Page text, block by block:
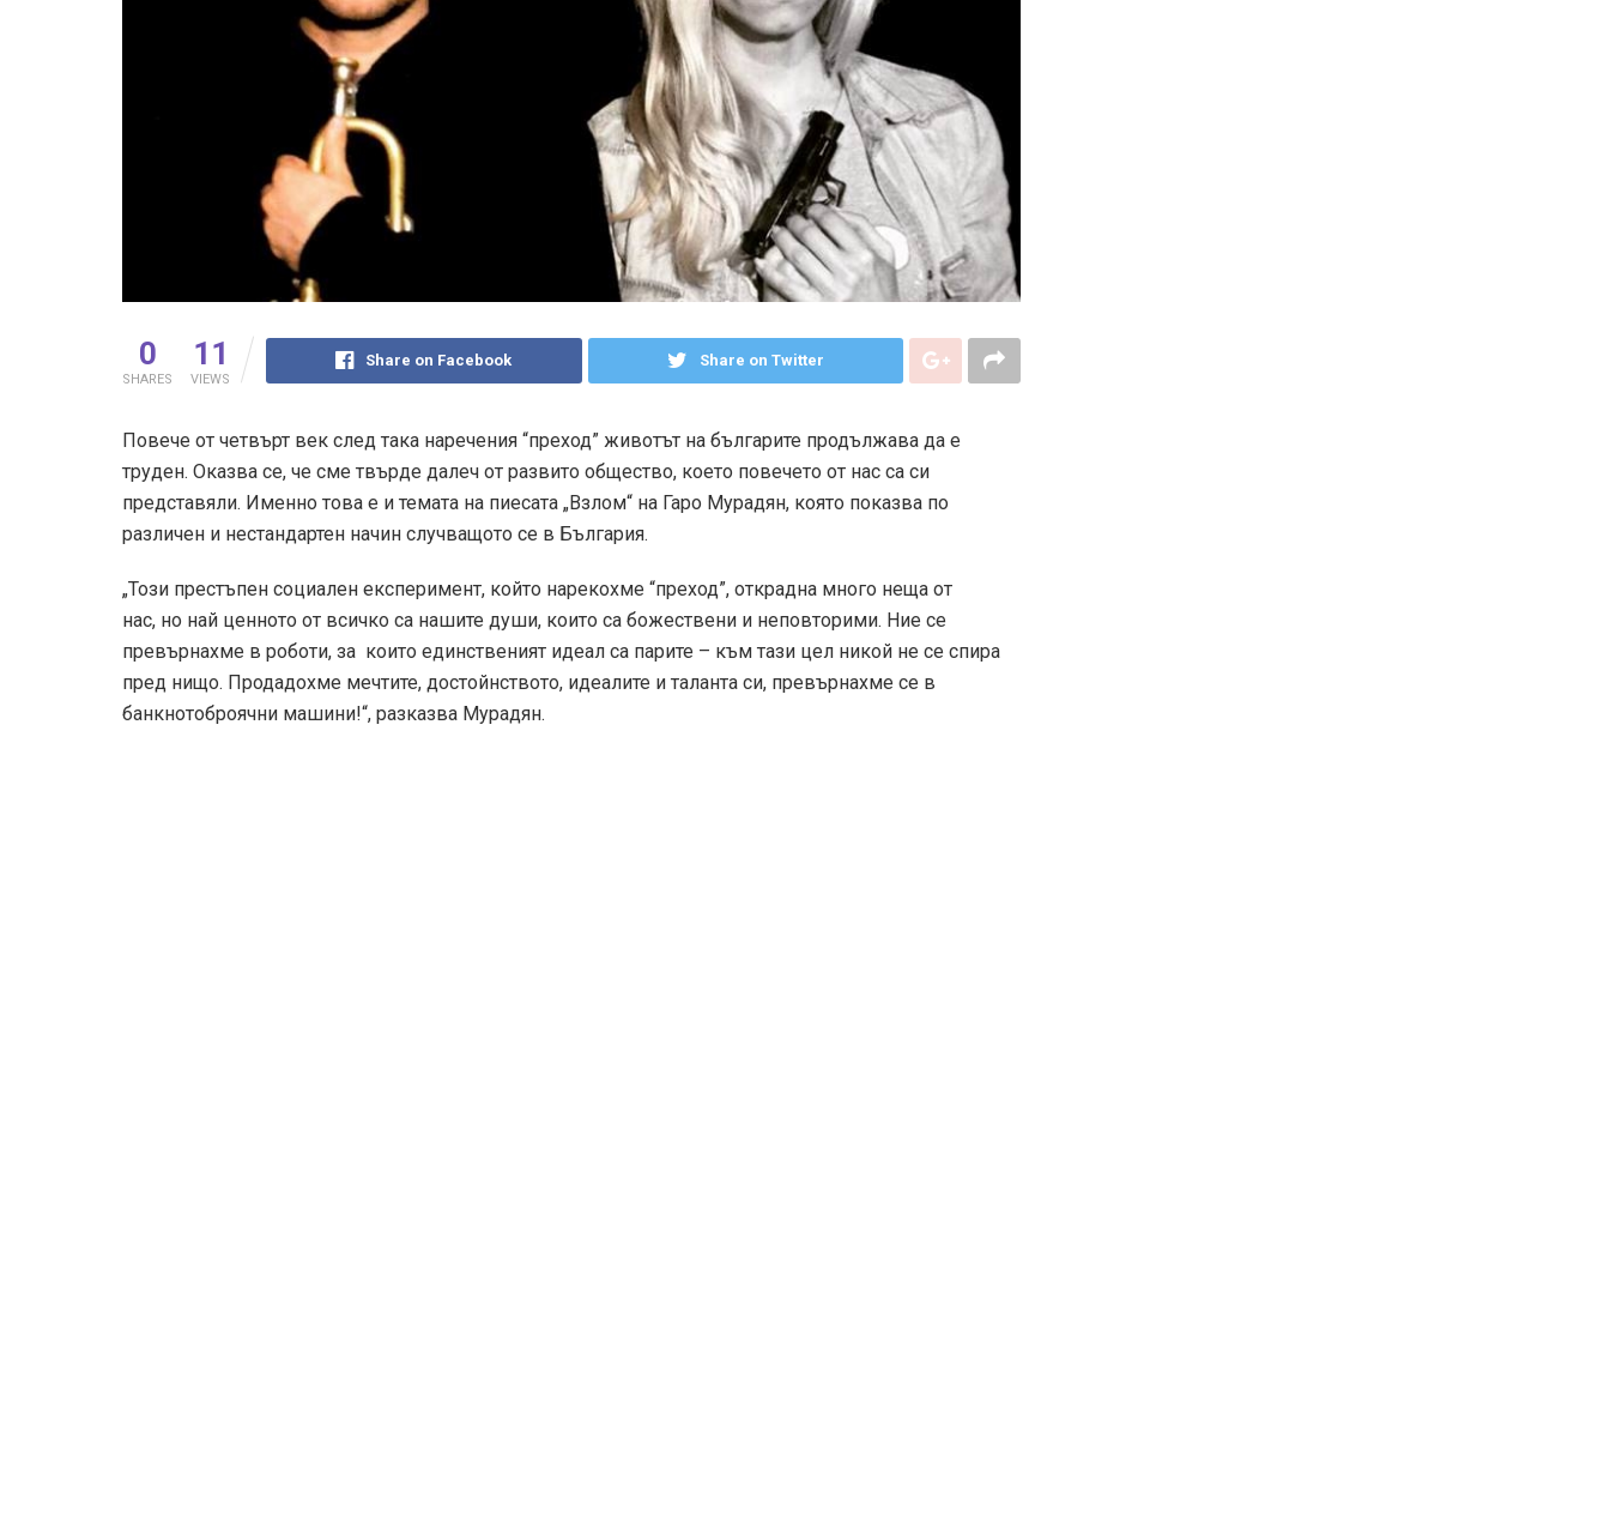
0
SHARES
11
VIEWS
Share on Facebook Share on Twitter
Повече от четвърт век след така наречения “преход” животът на българите продължава да е
труден. Оказва се, че сме твърде далеч от развито общество, което повечето от нас са си
представяли. Именно това е и темата на пиесата „Взлом“ на Гаро Мурадян, която показва по
различен и нестандартен начин случващото се в България.
„Този престъпен социален експеримент, който нарекохме “преход”, открадна много неща от
нас, но най ценното от всичко са нашите души, които са божествени и неповторими. Ние се
превърнахме в роботи, за които единственият идеал са парите – към тази цел никой не се спира
пред нищо. Продадохме мечтите, достойнството, идеалите и таланта си, превърнахме се в
банкнотоброячни машини!“, разказва Мурадян.